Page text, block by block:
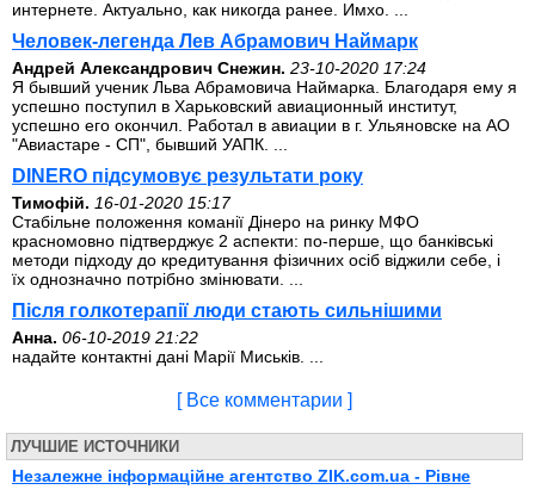
интернете. Актуально, как никогда ранее. Имхо. ...
Человек-легенда Лев Абрамович Наймарк
Андрей Александрович Снежин. 23-10-2020 17:24
Я бывший ученик Льва Абрамовича Наймарка. Благодаря ему я
успешно поступил в Харьковский авиационный институт,
успешно его окончил. Работал в авиации в г. Ульяновске на АО
"Авиастаре - СП", бывший УАПК. ...
DINERO підсумовує результати року
Тимофій. 16-01-2020 15:17
Стабільне положення команії Дінеро на ринку МФО
красномовно підтверджує 2 аспекти: по-перше, що банківські
методи підходу до кредитування фізичних осіб віджили себе, і
їх однозначно потрібно змінювати. ...
Після голкотерапії люди стають сильнішими
Анна. 06-10-2019 21:22
надайте контактні дані Марії Миськів. ...
[ Все комментарии ]
ЛУЧШИЕ ИСТОЧНИКИ
Незалежне інформаційне агентство ZIK.com.ua - Рівне